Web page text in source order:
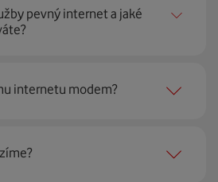
pevný internet a jaké
nabídnout
internetu modem?
vám ho poskytneme na splátky. U
navíc garantujeme plnou